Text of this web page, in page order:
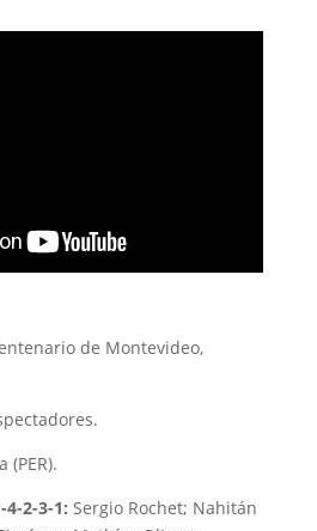
de Montevideo,
(PER).
2-3-1: Sergio Rochet; Nahitán